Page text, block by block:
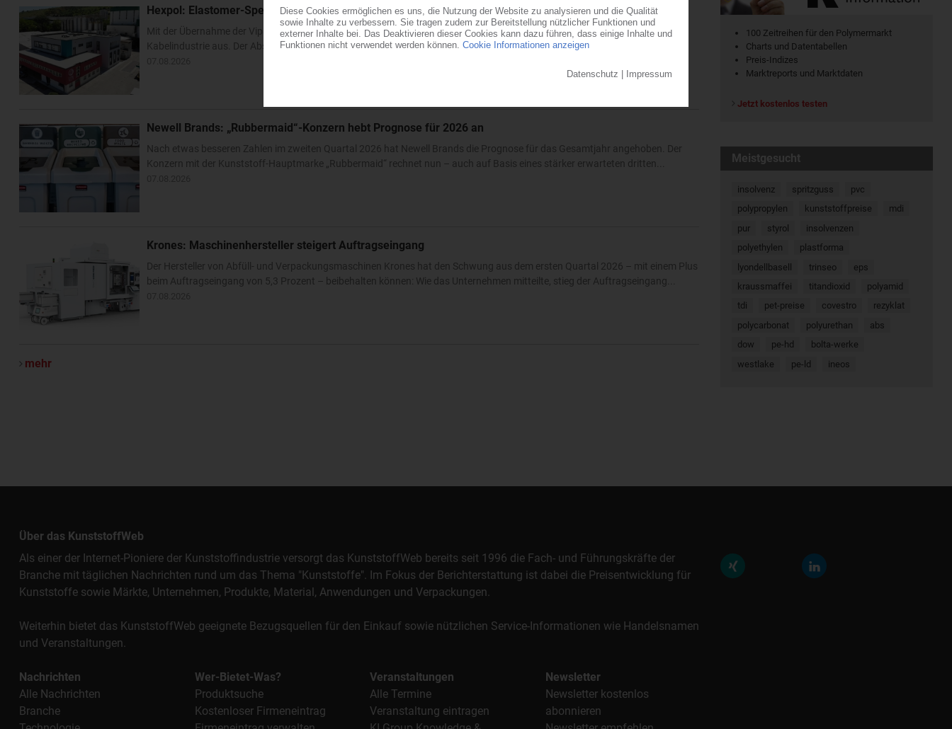
Hexpol: Elastomer-Spezialist kauft den PVC-Compoundeur Vipa
Mit der Übernahme der Vipa Group baut Hexpol die geografische Präsenz sowie das Geschäft mit Compounds für die
Kabelindustrie aus. Der Abschluss der Transaktion werde noch für das laufende dritte Quartal 2026 erwartet, teilt der...
Newell Brands: „Rubbermaid“-Konzern hebt Prognose für 2026 an
Nach etwas besseren Zahlen im zweiten Quartal 2026 hat Newell Brands die Prognose für das Gesamtjahr angehoben. Der
Konzern mit der Kunststoff-Hauptmarke „Rubbermaid“ rechnet nun – auch auf Basis eines stärker erwarteten dritten...
Krones: Maschinenhersteller steigert Auftragseingang
Der Hersteller von Abfüll- und Verpackungsmaschinen Krones hat den Schwung aus dem ersten Quartal 2026 – mit einem Plus
beim Auftragseingang von 5,3 Prozent – beibehalten können: Wie das Unternehmen mitteilte, stieg der Auftragseingang...
mehr
100 Zeitreihen für den Polymermarkt
Charts und Datentabellen
Preis-Indizes
Marktreports und Marktdaten
Jetzt kostenlos testen
Meistgesucht
insolvenz spritzguss
pvc
polypropylen
kunststoffpreise
mdi
pur
styrol
insolvenzen
polyethylen
plastforma
lyondellbasell
trinseo
eps
kraussmaffei
titandioxid
polyamid
tdi
pet-preise covestro
rezyklat
polycarbonat
polyurethan
abs
dow
pe-hd
bolta-werke
westlake
pe-ld ineos
Über das KunststoffWeb
Als einer der Internet-Pioniere der Kunststoffindustrie versorgt das KunststoffWeb bereits seit 1996 die Fach- und Führungskräfte der
Branche mit täglichen Nachrichten rund um das Thema "Kunststoffe". Im Fokus der Berichterstattung ist dabei die Preisentwicklung für
Kunststoffe sowie Märkte, Unternehmen, Produkte, Material, Anwendungen und Verpackungen.
Weiterhin bietet das KunststoffWeb geeignete Bezugsquellen für den Einkauf sowie nützlichen Service-Informationen wie Handelsnamen
und Veranstaltungen.
Nachrichten
Alle Nachrichten
Branche
Wer-Bietet-Was?
Produktsuche
Kostenloser Firmeneintrag
Veranstaltungen
Alle Termine
Veranstaltung eintragen
Newsletter
Newsletter kostenlos
abonnieren